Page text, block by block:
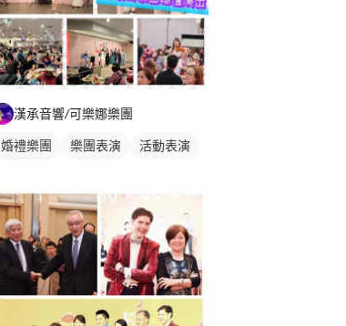
漢承音響/可樂娜樂團
婚禮樂團 樂團表演
活動表演